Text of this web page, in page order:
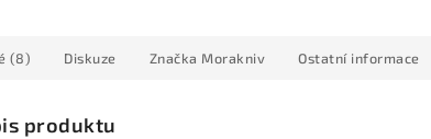
(8) Diskuze Značka Morakniv Ostatní informace
produktu